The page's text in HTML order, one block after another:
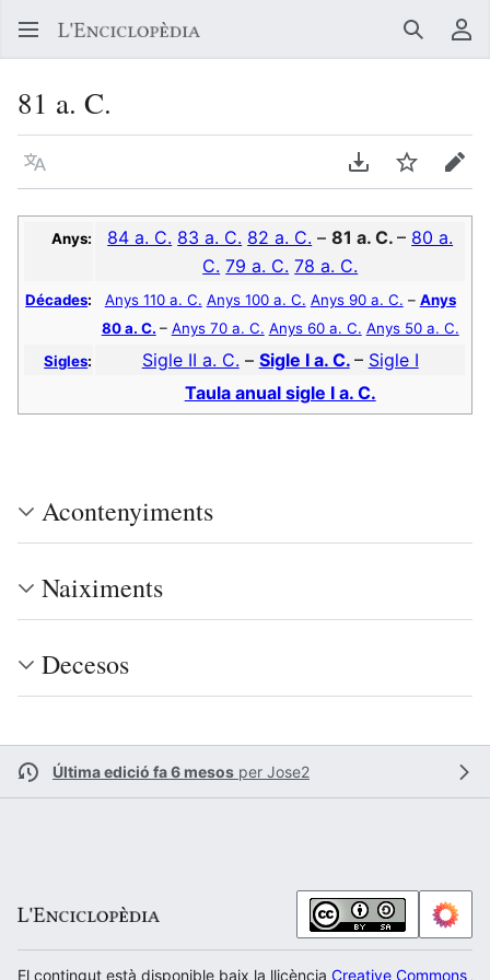
Buscar
81 a. C.
Llegir en un atre idioma Descarregar en
Vigilar
Anys: 84 a. C. 83 a. C. 82 a. C. –81 a. C. – 80 a.
C. 79 a. C. 78 a. C.
Décades: Anys 110 a. C. Anys 100 a. C. Anys 90 a. C. – Anys
80 a. C. – Anys 70 a. C. Anys 60 a. C. Anys 50 a. C.
Sigles: Sigle II a. C. – Sigle I a. C. – Sigle I
Taula anual sigle I a. C.
Acontenyiments
Naiximents
Decesos
Última edició fa 6 mesos per Jose2
El contingut està disponible baix la llicència Creative Commons